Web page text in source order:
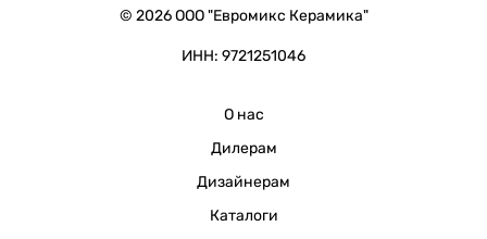
© 2026 ООО "Евромикс Керамика"
ИНН: 9721251046
О нас
Дилерам
Дизайнерам
Каталоги